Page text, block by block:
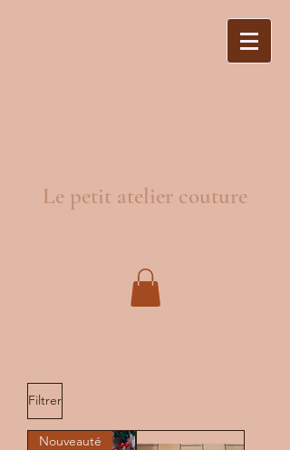
Le petit atelier couture
Couture et Retouches
Filtrer
Nouveauté